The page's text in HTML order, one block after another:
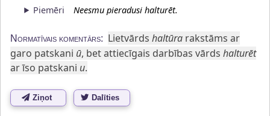
Piemēri Neesmu pieradusi halturēt.
Normatīvais komentārs: Lietvārds haltūra rakstāms ar
garo patskani ū, bet attiecīgais darbības vārds halturēt
ar īso patskani u.
Ziņot Dalīties